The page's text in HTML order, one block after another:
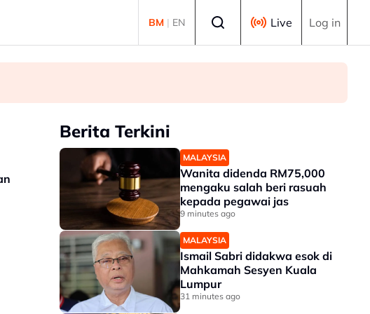
BM | EN Live Log in
Berita Terkini
MALAYSIA
Wanita didenda RM75,000
mengaku salah beri rasuah
kepada pegawai jas
9 minutes ago
MALAYSIA
Ismail Sabri didakwa esok di
Mahkamah Sesyen Kuala
Lumpur
31 minutes ago